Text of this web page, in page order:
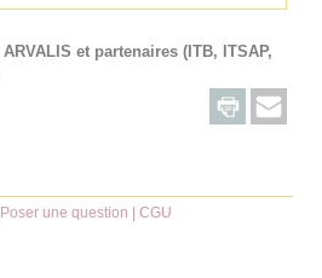
ARVALIS et partenaires (ITB, ITSAP,
Poser une question |CGU